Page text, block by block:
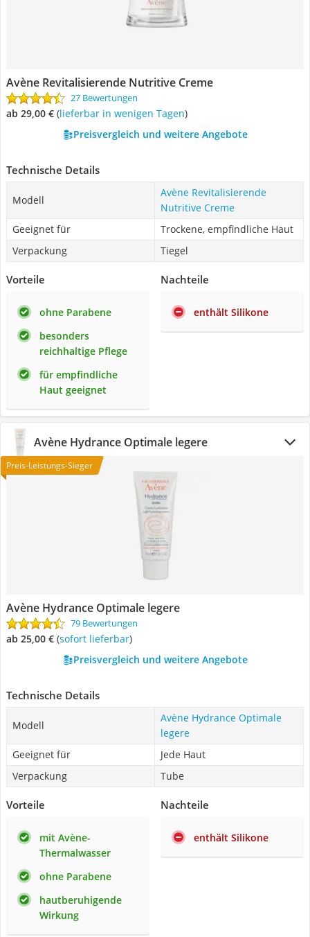
Avène Revitalisierende Nutritive Creme
27 Bewertungen
ab 29,00 € ( Lieferbar in wenigen Tagen)
Preisvergleich und weitere Angebote
Technische Details
Modell
Avène Revitalisierende
Nutritive Creme
Geeignet für
Trockene, empfindliche Haut
Verpackung
Tiegel
Vorteile
ohne Parabene
besonders
reichhaltige Pflege
für empfindliche
Haut geeignet
Nachteile
enthält Silikone
Avène Hydrance Optimale legere
Preis-Leistungs-Sieger
Avène Hydrance Optimale legere
79 Bewertungen
ab 25,00 € ( Sofort lieferbar)
Preisvergleich und weitere Angebote
Technische Details
Modell
Avène Hydrance Optimale
legere
Geeignet für
Jede Haut
Verpackung
Tube
Vorteile
mit Avène-
Thermalwasser
ohne Parabene
hautberuhigende
Wirkung
Nachteile
enthält Silikone